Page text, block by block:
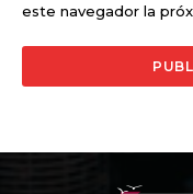
este navegador la